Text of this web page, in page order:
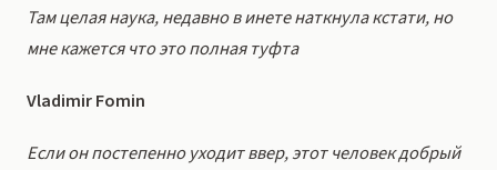
Там целая наука, недавно в инете наткнула кстати, но
мне кажется что это полная туфта
Vladimir Fomin
Если он постепенно уходит ввер, этот человек добрый